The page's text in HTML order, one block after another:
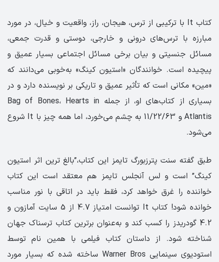
کتاب It با ترکیبی از ترس، هیجان، راز، واقعیت و خیال، در مورد
مبارزه با ترس‌های درونی و خارجی، دوستی و قدرت جمعی،
مسائل جنسیتی و بیان برخی مسائل اجتماعی بسیار عمیق و
پیچیده است. خوانندگان «استیون کینگ» به‌خوبی می‌دانند که
«مین» مکانی است که تأثیر عمیق و تاریکی بر نویسنده دارد و در
بسیاری از کتاب‌های او، از جمله Bag of Bones، Hearts in
Atlantis و 11/22/63 به چشم می‌خورد، اما همه چیز با It شروع
می‌شود.
طبق گفته سنت پترزبورگ تایمز این کتاب،”بالغ ترین اثر استیون
کینگ” است و لس آنجلس تایمز هم معتقد است این کتاب
خواننده را غرق خواهد کرد، فقط باید در اتاقی با نور مناسب
خوانده شود! کتاب It توانست امتیاز 4.7 از 5 سایت آمازون و
4.2 گودریدز را کسب کند و به‌عنوان برترین کتاب ترسناک جهان
شناخته شود. از داستان کتاب فیلمی با همین نام توسط
استودیوی سینمایی Warner Bros ساخته شده که بسیار مورد